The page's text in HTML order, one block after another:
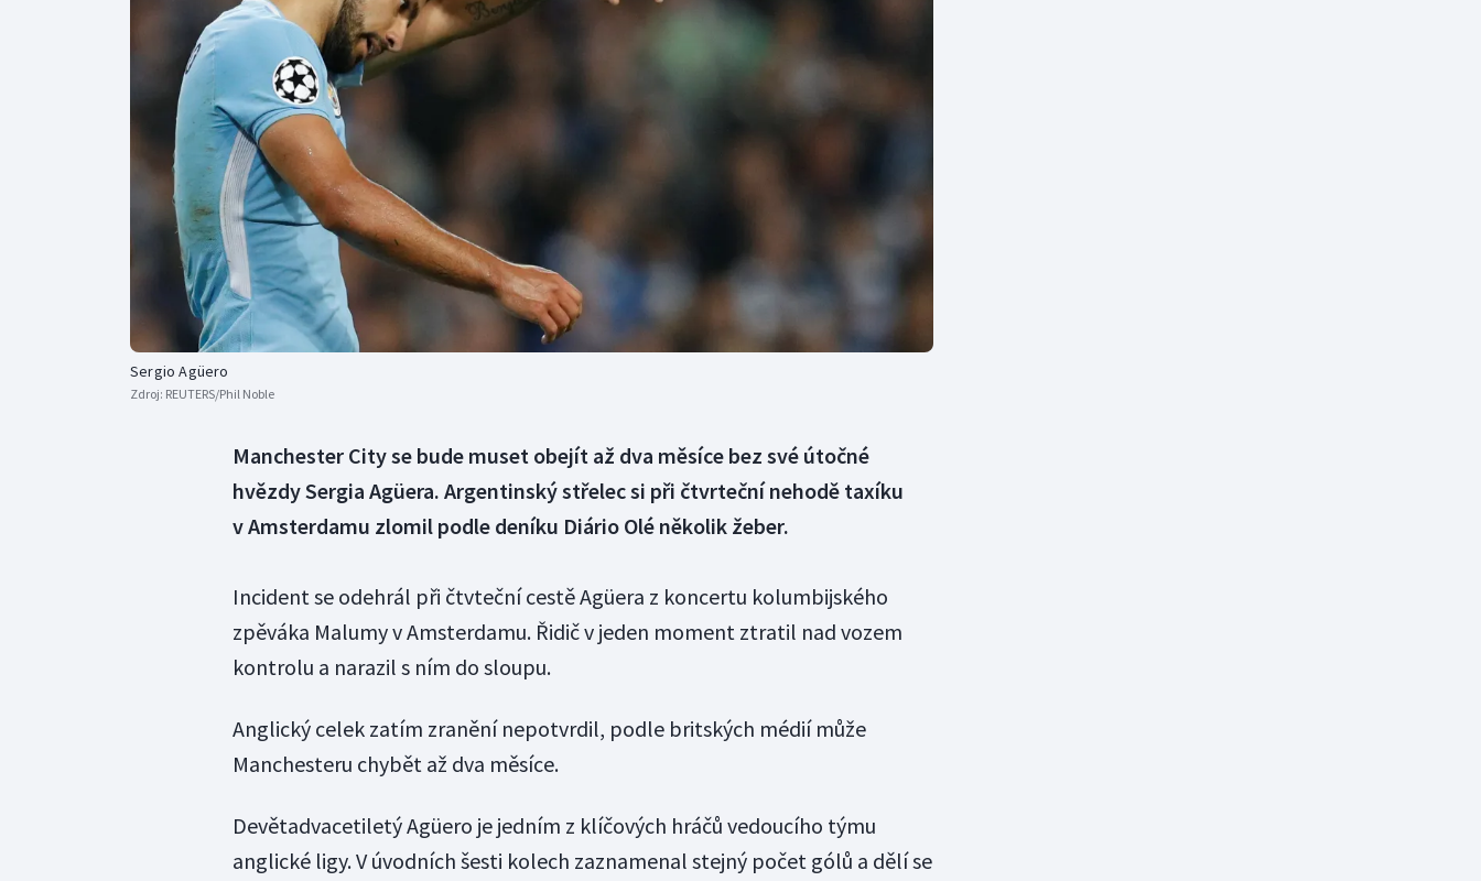
Curling
Dostihy
Futsal
Golf
Gymnastika
Moderní pětiboj
Plážový volejbal
Veslování
Vodní slalom
Ostatní
Sergio Agüero
Zdroj: REUTERS/Phil Noble
Manchester City se bude muset obejít až dva měsíce bez své útočné
hvězdy Sergia Agüera. Argentinský střelec si při čtvrteční nehodě taxíku
v Amsterdamu zlomil podle deníku Diário Olé několik žeber.
Incident se odehrál při čtvteční cestě Agüera z koncertu kolumbijského
zpěváka Malumy v Amsterdamu. Řidič v jeden moment ztratil nad vozem
kontrolu a narazil s ním do sloupu.
Anglický celek zatím zranění nepotvrdil, podle britských médií může
Manchesteru chybět až dva měsíce.
Devětadvacetiletý Agüero je jedním z klíčových hráčů vedoucího týmu
anglické ligy. V úvodních šesti kolech zaznamenal stejný počet gólů a dělí se